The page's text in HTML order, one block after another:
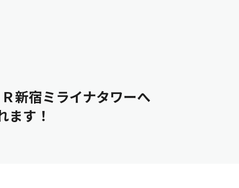
新宿ミライナタワーへ
ます！